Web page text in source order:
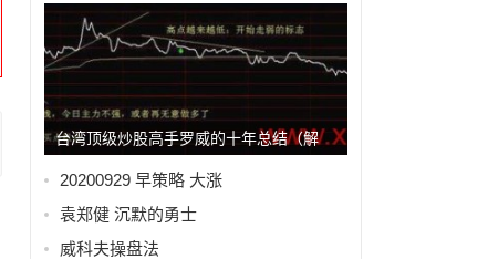
台湾顶级炒股高手罗威的十年总结（解
读）
20200929 早策略 大涨
袁郑健 沉默的勇士
威科夫操盘法